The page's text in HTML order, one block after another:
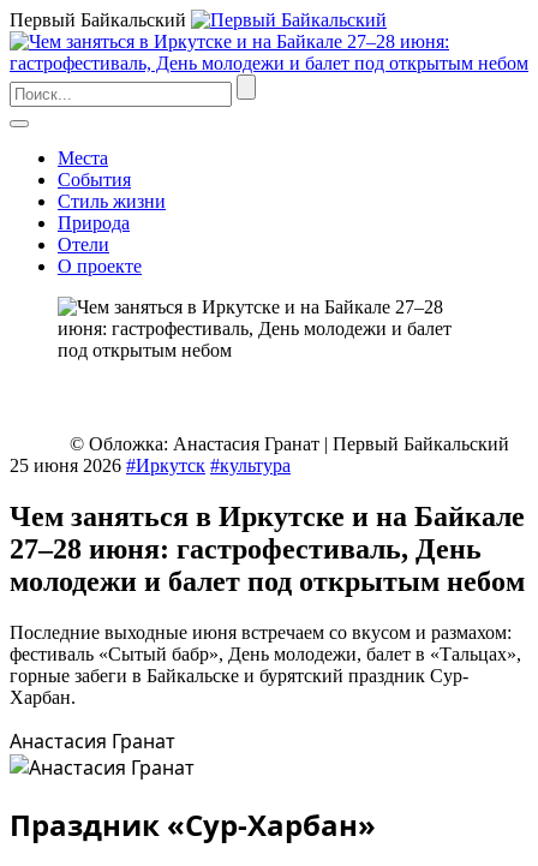
Первый Байкальский
Места
События
Стиль жизни
Природа
Отели
О проекте
© Обложка: Анастасия Гранат | Первый Байкальский
25 июня 2026 #Иркутск #культура
Чем заняться в Иркутске и на Байкале
27–28 июня: гастрофестиваль, День
молодежи и балет под открытым небом
Последние выходные июня встречаем со вкусом и размахом:
фестиваль «Сытый бабр», День молодежи, балет в «Тальцах»,
горные забеги в Байкальске и бурятский праздник Сур-
Харбан.
Анастасия Гранат
Праздник «Сур-Харбан»